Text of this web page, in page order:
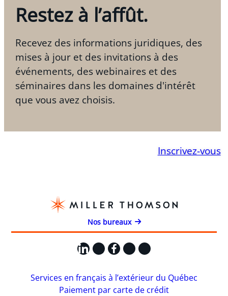
Restez à l’affût.
Recevez des informations juridiques, des
mises à jour et des invitations à des
événements, des webinaires et des
séminaires dans les domaines d'intérêt
que vous avez choisis.
Inscrivez-vous
Nos bureaux
LinkedIn
X Facebook
Instagram
YouTube
Services en français à l’extérieur du Québec
Paiement par carte de crédit